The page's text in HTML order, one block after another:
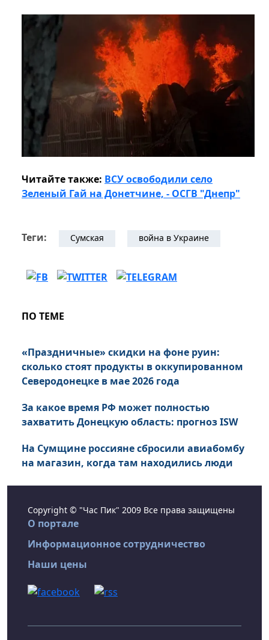
Читайте также: ВСУ освободили село
Зеленый Гай на Донетчине, - ОСГВ "Днепр"
Теги: Сумская война в Украине
ПО ТЕМЕ
«Праздничные» скидки на фоне руин:
сколько стоят продукты в оккупированном
Северодонецке в мае 2026 года
За какое время РФ может полностью
захватить Донецкую область: прогноз ISW
На Сумщине россияне сбросили авиабомбу
на магазин, когда там находились люди
Copyright © "Час Пик" 2009 Все права защищены
О портале
Информационное сотрудничество
Наши цены